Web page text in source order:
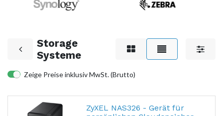
Storage
Systeme
Zeige Preise inklusiv MwSt. (Brutto)
ZyXEL NAS326 - Gerät für